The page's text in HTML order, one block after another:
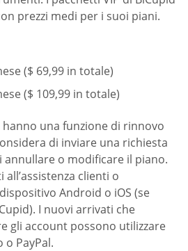
prezzi medi per i suoi piani.
($ 69,99 in totale)
($ 109,99 in totale)
una funzione di rinnovo
di inviare una richiesta
annullare o modificare il piano.
clienti o
Android o iOS (se
I nuovi arrivati che
gli account possono utilizzare
PayPal.